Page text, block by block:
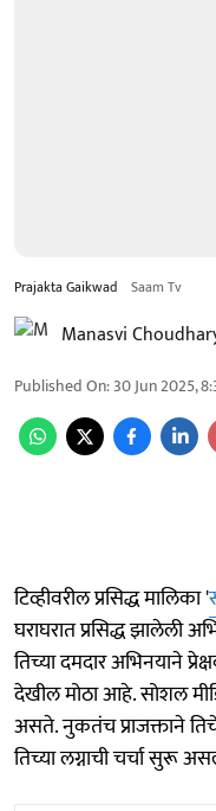
Prajakta Gaikwad Saam Tv
Manasvi
Published On:30 Jun 2025,
टिव्हीवरील प्रसिद्ध मालिका '
घराघरात प्रसिद्ध झालेली
तिच्या दमदार अभिनयाने
देखील मोठा आहे. सोशल
असते. नुकतंच प्राजक्ताने
तिच्या लग्नाची चर्चा सुरू